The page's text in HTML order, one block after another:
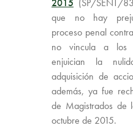
que no hay
proceso penal
no vincula a los
enjuician la
adquisición de
además, ya fue
de Magistrados de
octubre de 2015.